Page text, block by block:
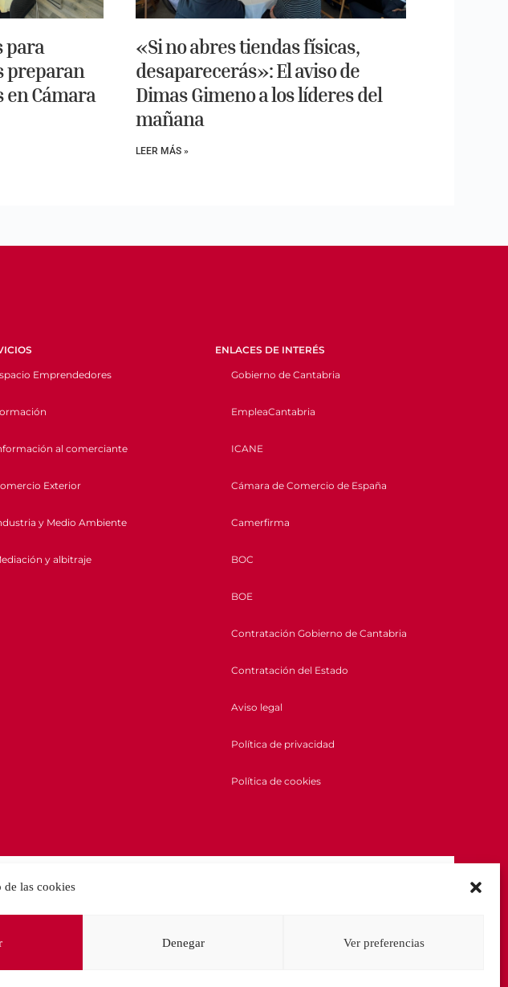
de las cookies
Denegar Ver preferencias
para
preparan
en Cámara
«Si no abres tiendas físicas,
desaparecerás»: El aviso de
Dimas Gimeno a los líderes del
mañana
LEER MÁS »
Emprendedores
al comerciante
Exterior
y Medio Ambiente
y albitraje
ENLACES DE INTERÉS
Gobierno de Cantabria
EmpleaCantabria
ICANE
Cámara de Comercio de España
Camerfirma
BOC
BOE
Contratación Gobierno de Cantabria
Contratación del Estado
Aviso legal
Política de privacidad
Política de cookies